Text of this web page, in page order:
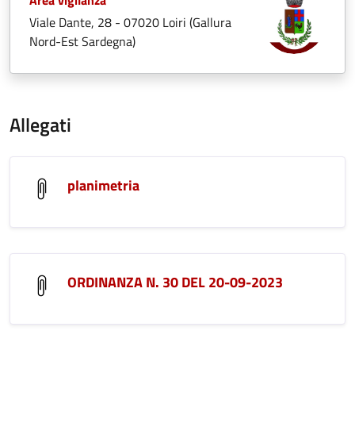
Viale Dante, 28 - 07020 Loiri (Gallura
Nord-Est Sardegna)
Allegati
planimetria
ORDINANZA N. 30 DEL 20-09-2023